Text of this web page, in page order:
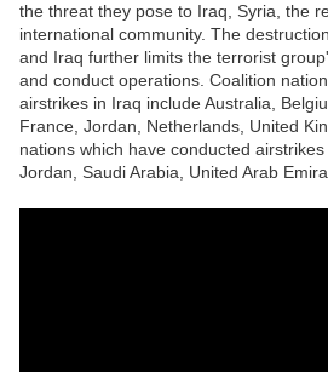
the threat they pose to Iraq, Syria, the
international community. The
and Iraq further limits the terrorist
and conduct operations. Coalition
airstrikes in Iraq include Australia,
France, Jordan, Netherlands, United
nations which have conducted airstrikes
Jordan, Saudi Arabia, United Arab